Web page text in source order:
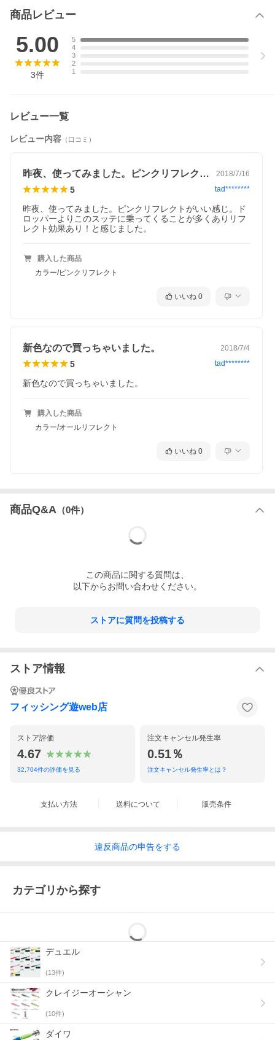
ております。（その為、展示品も含まれます。）
完売や欠品の場合は、誠にご迷惑をお掛けいたしますが、御注
文をキャンセルさせていただく場合がございます。予めご了承
ください。
ケージ、内容量などが変更となる場合がございます。仕様変更
に伴う返品、商品交換の際の往復送料はお客様ご負担となりま
す。予めご了承ください。
なお、「ご注文内容の確認とお届けについてのお知らせ」メー
ル送信後は、キャンセルを承ることが出来かねますのでご了承
ください。
商品レビュー
5.00
3件
5
4
3
2
1
レビュー一覧
レビュー内容 （口コミ）
昨夜、使ってみました。ピンクリフレクト… 2018/7/16
5 tad********
昨夜、使ってみました。ピンクリフレクトがいい感じ。ド
ロッパーよりこのスッテに乗ってくることが多くありリフ
レクト効果あり！と感じました。
購入した商品
カラー/ピンクリフレクト
いいね 0
新色なので買っちゃいました。 2018/7/4
5 tad********
新色なので買っちゃいました。
購入した商品
カラー/オールリフレクト
いいね 0
商品Q&A （0件）
この商品に関する質問は、
以下からお問い合わせください。
ストアに質問を投稿する
ストア情報
フィッシング遊web店
ストア評価
4.67
32,704件の評価を見る
注文キャンセル発生率
0.51％
注文キャンセル発生率とは？
支払い方法 送料について 販売条件
違反商品の申告をする
カテゴリから探す
デュエル
(13件)
クレイジーオーシャン
(10件)
ダイワ